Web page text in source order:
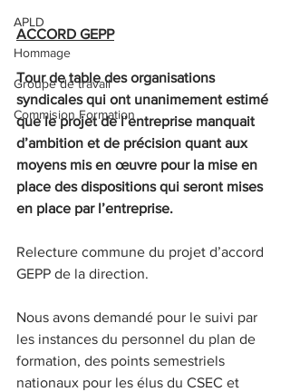
APLD
Hommage
Groupe de travail
Commision Formation
ACCORD GEPP
Tour de table des organisations
syndicales qui ont unanimement estimé
que le projet de l’entreprise manquait
d’ambition et de précision quant aux
moyens mis en œuvre pour la mise en
place des dispositions qui seront mises
en place par l’entreprise.
Relecture commune du projet d’accord
GEPP de la direction.
Nous avons demandé pour le suivi par
les instances du personnel du plan de
formation, des points semestriels
nationaux pour les élus du CSEC et